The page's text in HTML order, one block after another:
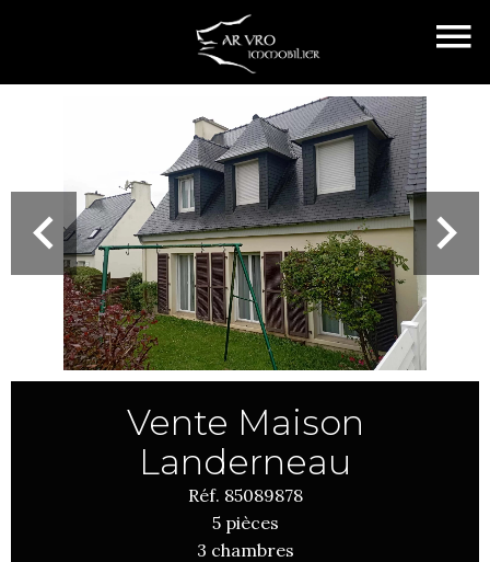
Vente Maison
Landerneau
Réf. 85089878
5 pièces
3 chambres